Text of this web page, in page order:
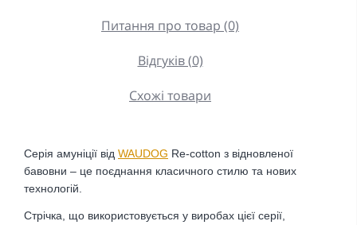
Питання про товар (0)
Відгуків (0)
Схожі товари
Серія амуніції від WAUDOG Re-cotton з відновленої
бавовни – це поєднання класичного стилю та нових
технологій.
Стрічка, що використовується у виробах цієї серії,